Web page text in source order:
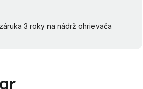
3 roky na nádrž ohrievača